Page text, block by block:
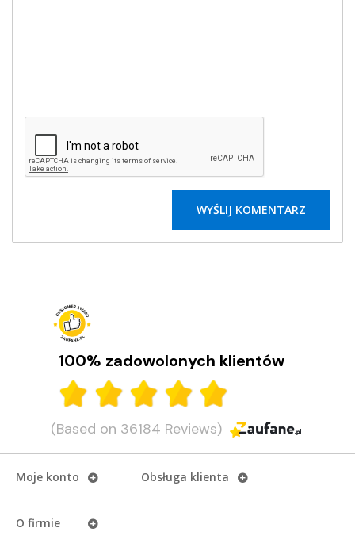
100% zadowolonych klientów
(Based on 36184 Reviews)
Moje konto
O firmie
Obsługa klienta